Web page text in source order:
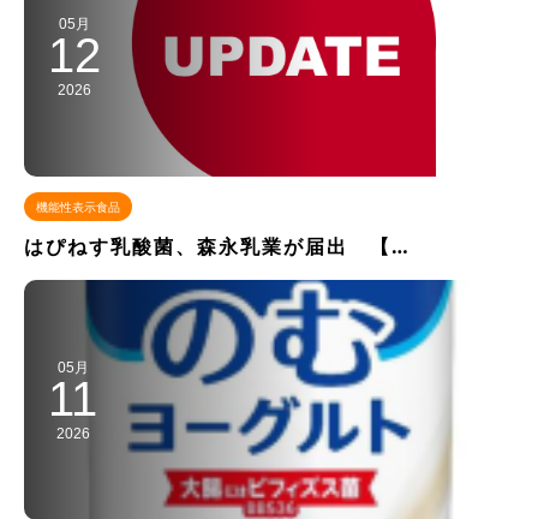
05月
12
2026
機能性表示食品
はぴねす乳酸菌、森永乳業が届出 【…
05月
11
2026